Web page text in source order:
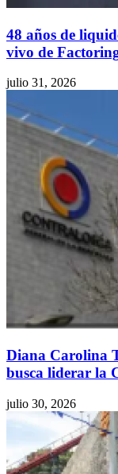
48 años de
vivo de
julio 31, 2026
Diana Carolina
busca liderar la
julio 30, 2026